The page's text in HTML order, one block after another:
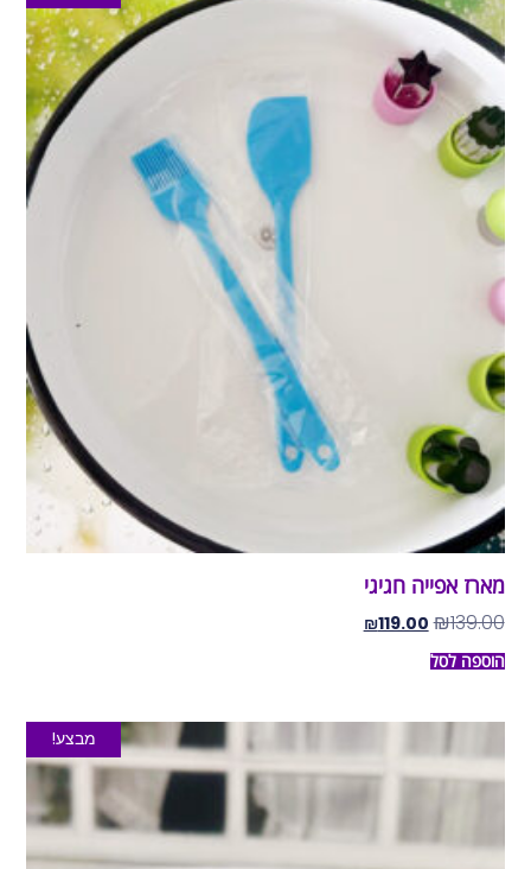
מארז אפייה חגיגי
₪139.00
₪119.00
הוספה לסל
מבצע!